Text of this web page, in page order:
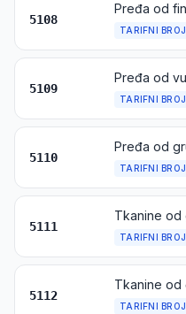
5108
TARIFNI BROJ
5109
TARIFNI BROJ
5110
TARIFNI BROJ
5111
TARIFNI BROJ
5112
TARIFNI BROJ